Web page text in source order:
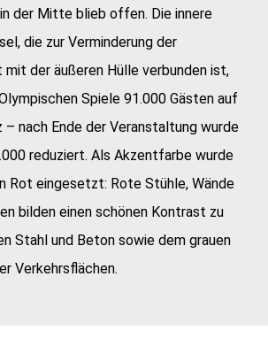
der Mitte blieb offen. Die innere
die zur Verminderung der
mit der äußeren Hülle verbunden ist,
Spiele 91.000 Gästen auf
– nach Ende der Veranstaltung wurde
reduziert. Als Akzentfarbe wurde
Rot eingesetzt: Rote Stühle, Wände
bilden einen schönen Kontrast zu
Stahl und Beton sowie dem grauen
Verkehrsflächen.